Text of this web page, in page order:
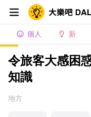
個人 新
令旅客大感困
知識
地方